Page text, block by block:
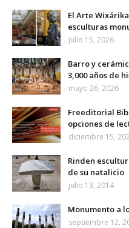
El Arte
esculturas
julio 15, 2026
Barro y
3,000 años de
mayo 26, 2026
Freeditorial
opciones de
diciembre 15,
Rinden
de su natalicio
julio 13, 2014
Monumento a
septiembre 12,